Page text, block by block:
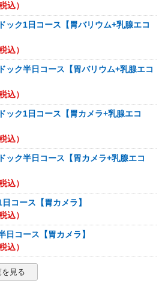
込）
ック1日コース【胃バリウム+乳腺エコ
込）
ック半日コース【胃バリウム+乳腺エコ
込）
ック1日コース【胃カメラ+乳腺エコ
込）
ック半日コース【胃カメラ+乳腺エコ
込）
コース【胃カメラ】
込）
日コース【胃カメラ】
込）
見る